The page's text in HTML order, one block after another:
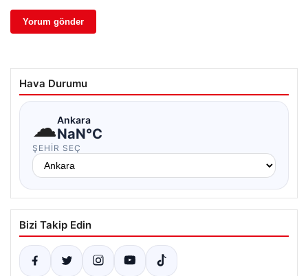
Hava Durumu
☁Ankara
NaN°C
ŞEHIR SEÇ
Bizi Takip Edin